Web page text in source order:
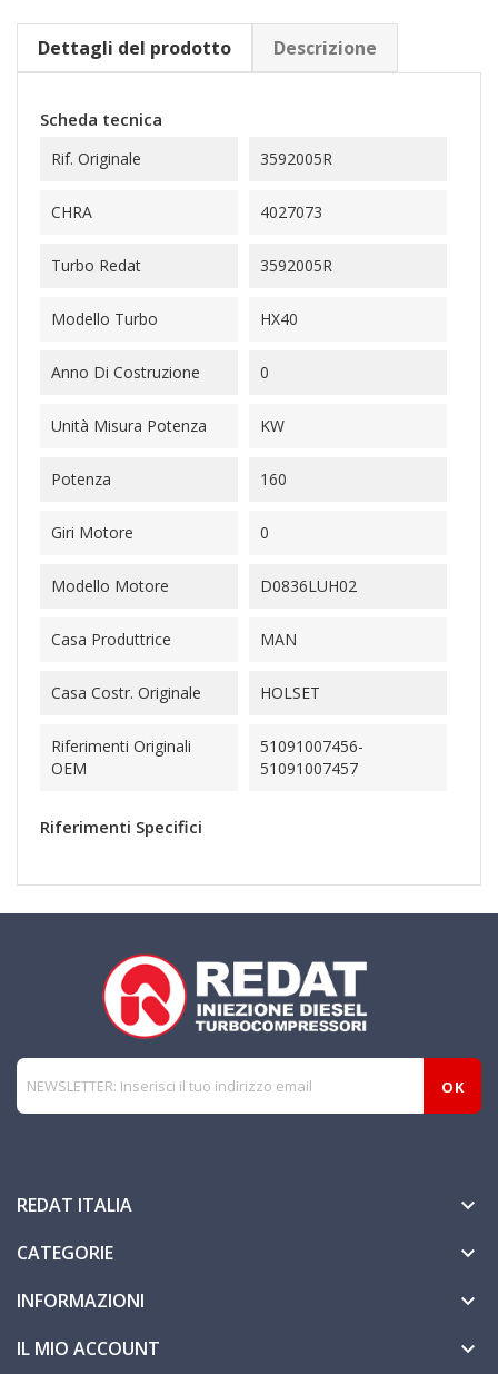
Dettagli del prodotto Descrizione
Scheda tecnica
Rif. Originale 3592005R
CHRA 4027073
Turbo Redat 3592005R
Modello Turbo HX40
Anno Di Costruzione 0
Unità Misura Potenza KW
Potenza 160
Giri Motore 0
Modello Motore D0836LUH02
Casa Produttrice MAN
Casa Costr. Originale HOLSET
Riferimenti Originali
OEM
51091007456-
51091007457
Riferimenti Specifici
REDAT ITALIA 
CATEGORIE 
INFORMAZIONI 
IL MIO ACCOUNT 